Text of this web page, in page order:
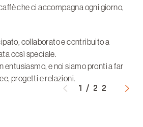
che ci accompagna ogni giorno,
collaborato e contribuito a
così speciale.
entusiasmo, e noi siamo pronti a far
progetti e relazioni.
1 / 22